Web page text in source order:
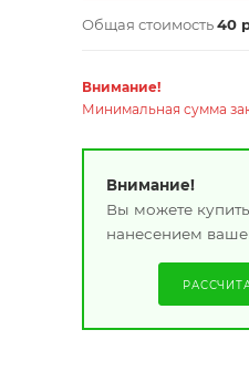
Общая стоимость40
Внимание!
Минимальная сумма
Внимание!
Вы можете купить
нанесением